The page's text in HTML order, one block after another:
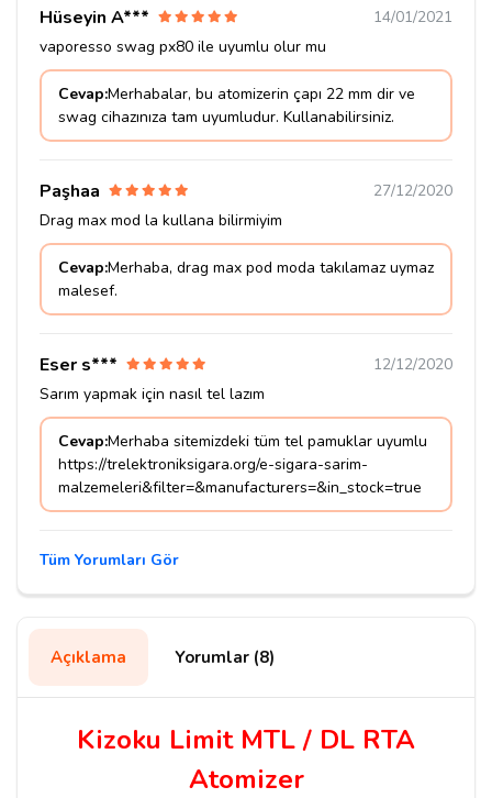
Hüseyin A***
14/01/2021
vaporesso swag px80 ile uyumlu olur mu
Cevap:Merhabalar, bu atomizerin çapı 22 mm dir ve
swag cihazınıza tam uyumludur. Kullanabilirsiniz.
Paşhaa
27/12/2020
Drag max mod la kullana bilirmiyim
Cevap:Merhaba, drag max pod moda takılamaz uymaz
malesef.
Eser s***
12/12/2020
Sarım yapmak için nasıl tel lazım
Cevap:Merhaba sitemizdeki tüm tel pamuklar uyumlu
https://trelektroniksigara.org/e-sigara-sarim-
malzemeleri&filter=&manufacturers=&in_stock=true
Tüm Yorumları Gör
Açıklama Yorumlar (8)
Kizoku Limit MTL / DL RTA
Atomizer